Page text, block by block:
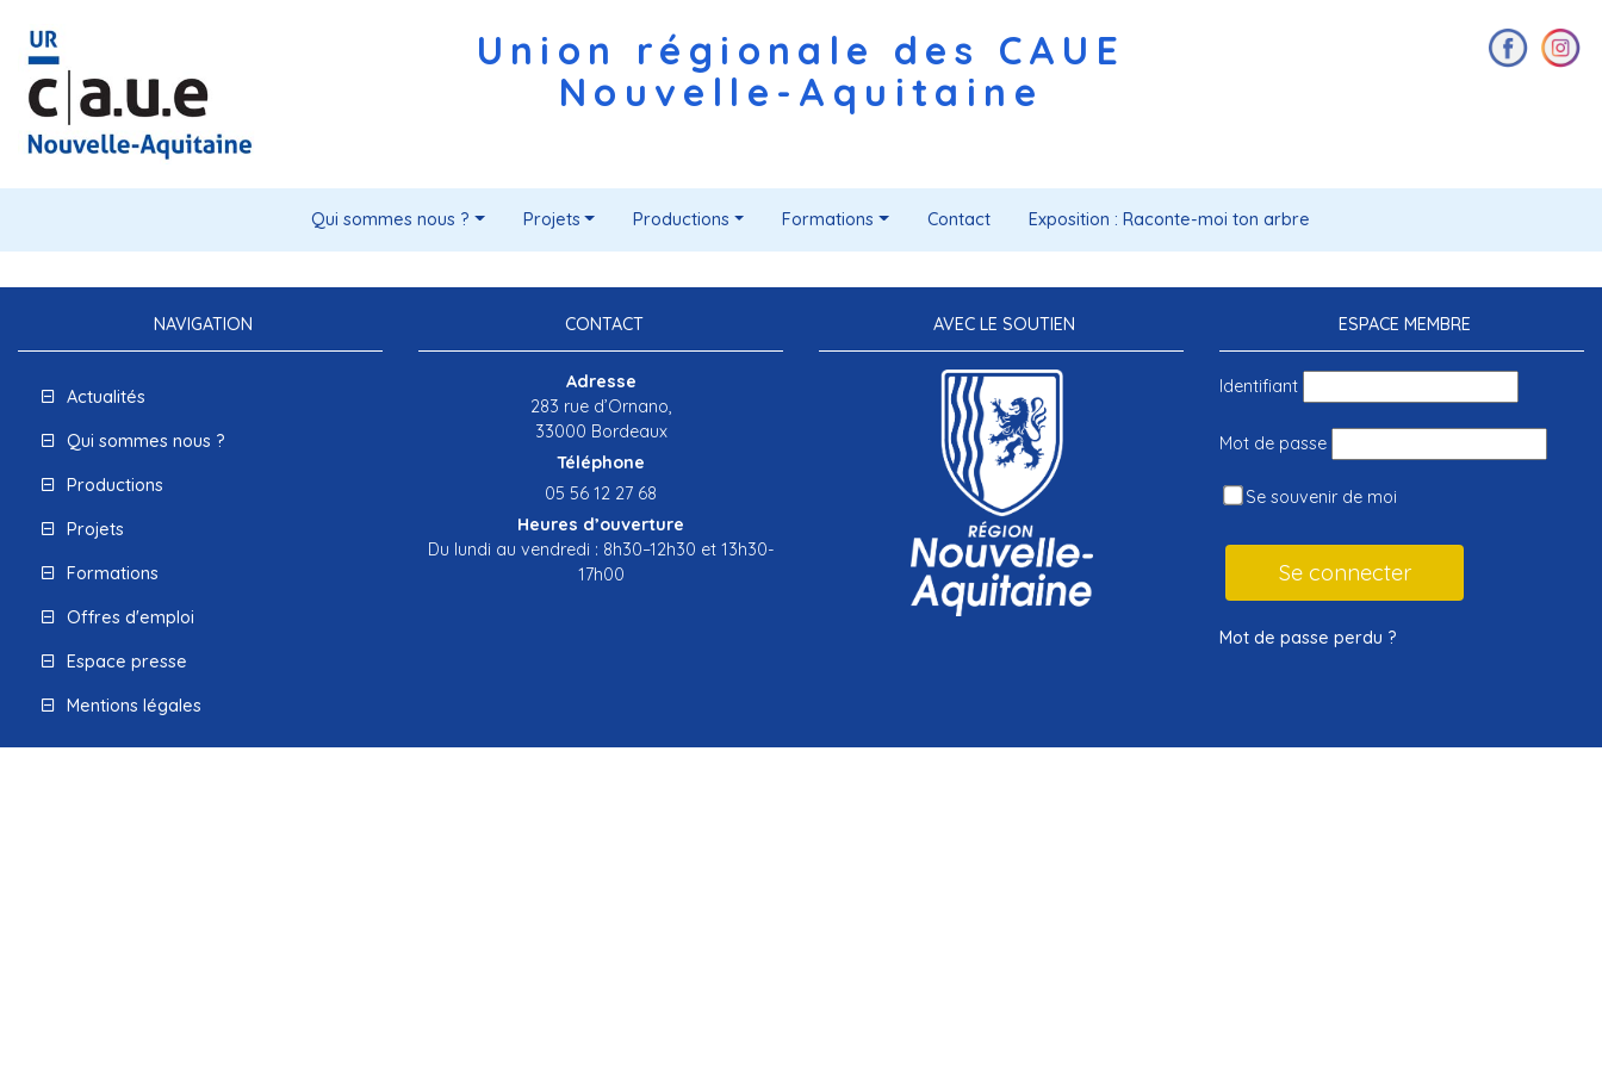
Union régionale des CAUE
Nouvelle-Aquitaine
Qui sommes nous ? Projets Productions Formations Contact Exposition : Raconte-moi ton arbre
NAVIGATION
Actualités
Qui sommes nous ?
Productions
Projets
Formations
Offres d'emploi
Espace presse
Mentions légales
CONTACT
Adresse
283 rue d’Ornano,
33000 Bordeaux
Téléphone
05 56 12 27 68
Heures d’ouverture
Du lundi au vendredi : 8h30–12h30 et 13h30-
17h00
AVEC LE SOUTIEN ESPACE MEMBRE
Identifiant
Mot de passe
Se souvenir de moi
Mot de passe perdu ?